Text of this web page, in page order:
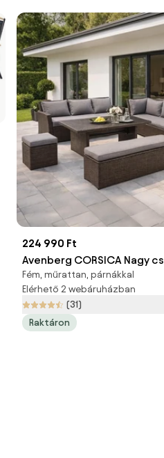
224 990 Ft
Avenberg CORSICA Nagy
garnitúra - barna/szürke
Fém, műrattan, párnákkal
Elérhető 2 webáruházban
(31)
Raktáron